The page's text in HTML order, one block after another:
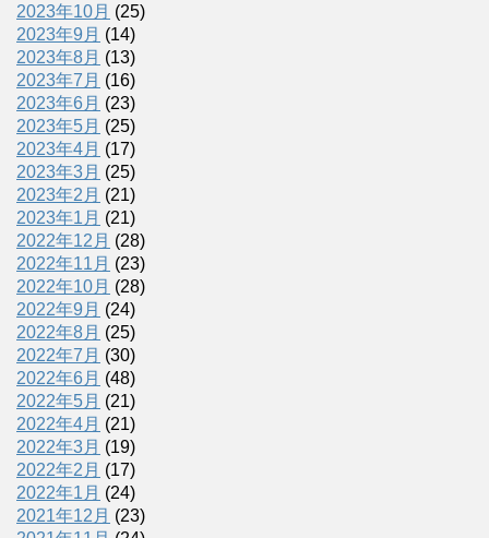
2023年10月 (25)
2023年9月 (14)
2023年8月 (13)
2023年7月 (16)
2023年6月 (23)
2023年5月 (25)
2023年4月 (17)
2023年3月 (25)
2023年2月 (21)
2023年1月 (21)
2022年12月 (28)
2022年11月 (23)
2022年10月 (28)
2022年9月 (24)
2022年8月 (25)
2022年7月 (30)
2022年6月 (48)
2022年5月 (21)
2022年4月 (21)
2022年3月 (19)
2022年2月 (17)
2022年1月 (24)
2021年12月 (23)